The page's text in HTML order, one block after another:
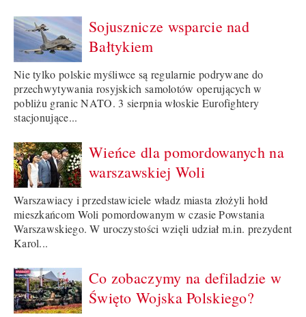
Sojusznicze wsparcie nad
Bałtykiem
Nie tylko polskie myśliwce są regularnie podrywane do
przechwytywania rosyjskich samolotów operujących w
pobliżu granic NATO. 3 sierpnia włoskie Eurofightery
stacjonujące...
Wieńce dla pomordowanych na
warszawskiej Woli
Warszawiacy i przedstawiciele władz miasta złożyli hołd
mieszkańcom Woli pomordowanym w czasie Powstania
Warszawskiego. W uroczystości wzięli udział m.in. prezydent
Karol...
Co zobaczymy na defiladzie w
Święto Wojska Polskiego?